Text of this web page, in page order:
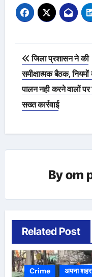
Post
जिला प्रशासन ने की
समीक्षात्मक बैठक, नियमों
पालन नही करने वालों पर
सख्त कार्रवाई
Byom
Related Post
Crime अपना शहर